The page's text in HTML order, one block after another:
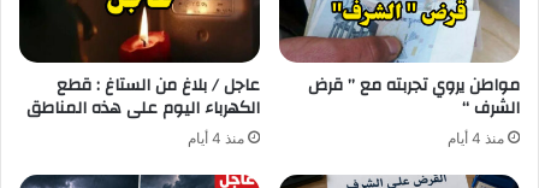
مواطن يروي تجربته مع ” قرض
الشرف “
منذ 4 أيام
عاجل / بلاغ من الستاغ : قطع
الكهرباء اليوم على هذه المناطق
منذ 4 أيام